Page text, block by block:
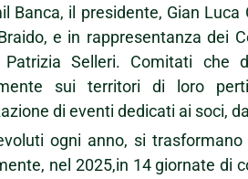
Banca, il presidente, Gian
e in rappresentanza dei
Patrizia Selleri. Comitati che
sui territori di loro
di eventi dedicati ai soci,
ogni anno, si
nel 2025,in 14 giornate di